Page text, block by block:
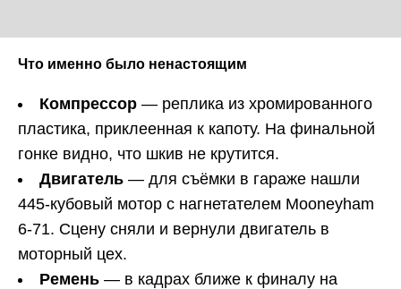
Что именно было ненастоящим
Компрессор — реплика из хромированного
пластика, приклеенная к капоту. На финальной
гонке видно, что шкив не крутится.
Двигатель — для съёмки в гараже нашли
445-кубовый мотор с нагнетателем Mooneyham
6-71. Сцену сняли и вернули двигатель в
моторный цех.
Ремень — в кадрах ближе к финалу на